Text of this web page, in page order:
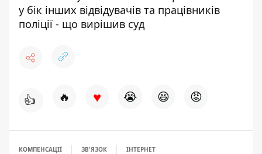
у бік інших відвідувачів та працівників
поліції - що вирішив суд
👍 🔥 ♥ 😭 😆 😡
КОМПЕНСАЦІЇ ЗВ'ЯЗОК ІНТЕРНЕТ